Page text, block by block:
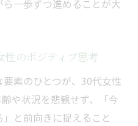
一歩ずつ進めることが大
のポジティブ思考
素のひとつが、30代女性
や状況を悲観せず、「今
と前向きに捉えること